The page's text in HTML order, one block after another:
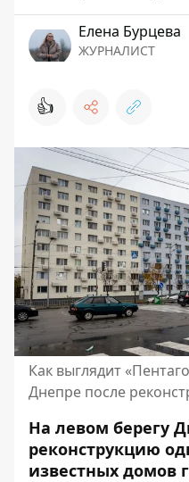
Елена Бурцева
ЖУРНАЛИСТ
👍
Как выглядит
Днепре после
На левом берегу
реконструкцию
известных домов